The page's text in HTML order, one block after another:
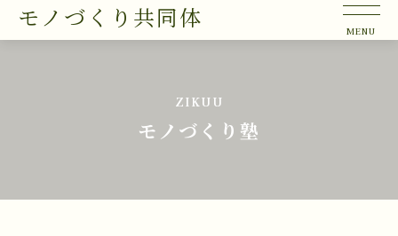
モノづくり共同体
ZIKUU
モノづくり塾